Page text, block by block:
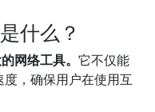
什么？
网络工具。 它不仅能
，确保用户在使用互